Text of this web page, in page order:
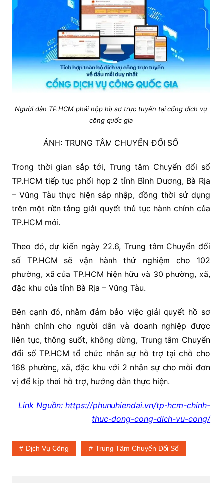
Người dân TP.HCM phải nộp hồ sơ trực tuyến tại cổng dịch vụ
công quốc gia
ẢNH: TRUNG TÂM CHUYỂN ĐỔI SỐ
Trong thời gian sắp tới, Trung tâm Chuyển đổi số
TP.HCM tiếp tục phối hợp 2 tỉnh Bình Dương, Bà Rịa
– Vũng Tàu thực hiện sáp nhập, đồng thời sử dụng
trên một nền tảng giải quyết thủ tục hành chính của
TP.HCM mới.
Theo đó, dự kiến ngày 22.6, Trung tâm Chuyển đổi
số TP.HCM sẽ vận hành thử nghiệm cho 102
phường, xã của TP.HCM hiện hữu và 30 phường, xã,
đặc khu của tỉnh Bà Rịa – Vũng Tàu.
Bên cạnh đó, nhằm đảm bảo việc giải quyết hồ sơ
hành chính cho người dân và doanh nghiệp được
liên tục, thông suốt, không dừng, Trung tâm Chuyển
đổi số TP.HCM tổ chức nhân sự hỗ trợ tại chỗ cho
168 phường, xã, đặc khu với 2 nhân sự cho mỗi đơn
vị để kịp thời hỗ trợ, hướng dẫn thực hiện.
Link Nguồn:https://phunuhiendai.vn/tp-hcm-chinh-
thuc-dong-cong-dich-vu-cong/
Dịch Vụ Công Trung Tâm Chuyển Đổi Số